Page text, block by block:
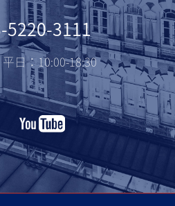
5220-3111
日：10:00-18:30